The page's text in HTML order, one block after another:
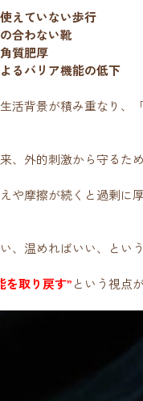
えていない歩行
合わない靴
質肥厚
るバリア機能の低下
活背景が積み重なり、
、外的刺激から守るた
や摩擦が続くと過剰に
、温めればいい、とい
を取り戻す”という視点